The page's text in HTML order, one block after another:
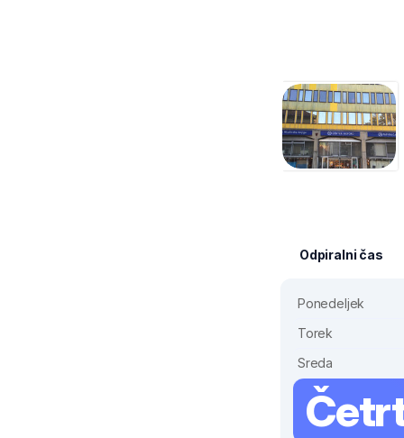
Odpiralni čas
Ponedeljek
Torek
Sreda